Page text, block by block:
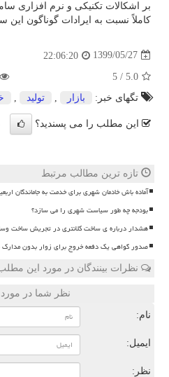
بر اشکالات تکنیکی و نرم افزاری
کاملاً نسبت به ایرادات گوناگون این
1399/05/27
22:06:20
5.0
/
5
تگهای خبر:
بازار تولید
این مطلب را می پسندید؟
تازه ترین مطالب مرتبط
آماده باش خادمان شهری برای خدمت به جاماندگان
بودجه چه طور سیاست شهری را می سازد؟
هشدار درباره ی ساخت کلانتری در تجریش ساخت
صدور گواهی یک دفعه خروج برای زوار بدون
نظرات بینندگان در مورد این
نظر شما در
نام:
ایمیل:
نظر: